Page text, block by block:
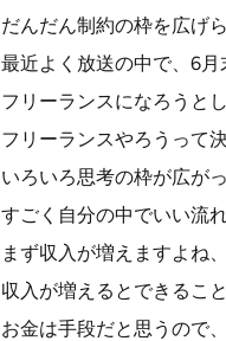
だんだん制約の枠を広げ
最近よく放送の中で、6月
フリーランスになろうと
フリーランスやろうって
いろいろ思考の枠が広が
すごく自分の中でいい流
まず収入が増えますよね
収入が増えるとできるこ
お金は手段だと思うので